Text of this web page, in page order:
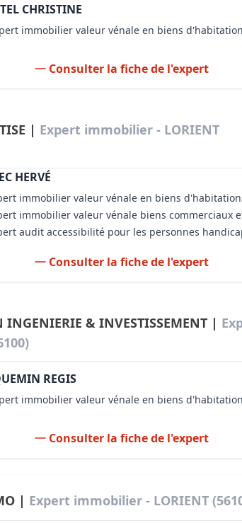
CHRISTINE
immobilier valeur vénale en biens
Consulter la fiche de l'expert
| Expert immobilier - LORIENT
HERVÉ
immobilier valeur vénale en biens
immobilier valeur vénale biens commerciaux
audit accessibilité pour les personnes
Consulter la fiche de l'expert
INGENIERIE & INVESTISSEMENT |
REGIS
immobilier valeur vénale en biens
Consulter la fiche de l'expert
| Expert immobilier - LORIENT